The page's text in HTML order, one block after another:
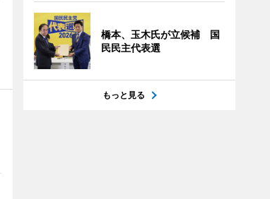
橋本、玉木氏が立候補 国
民民主代表選
もっと見る